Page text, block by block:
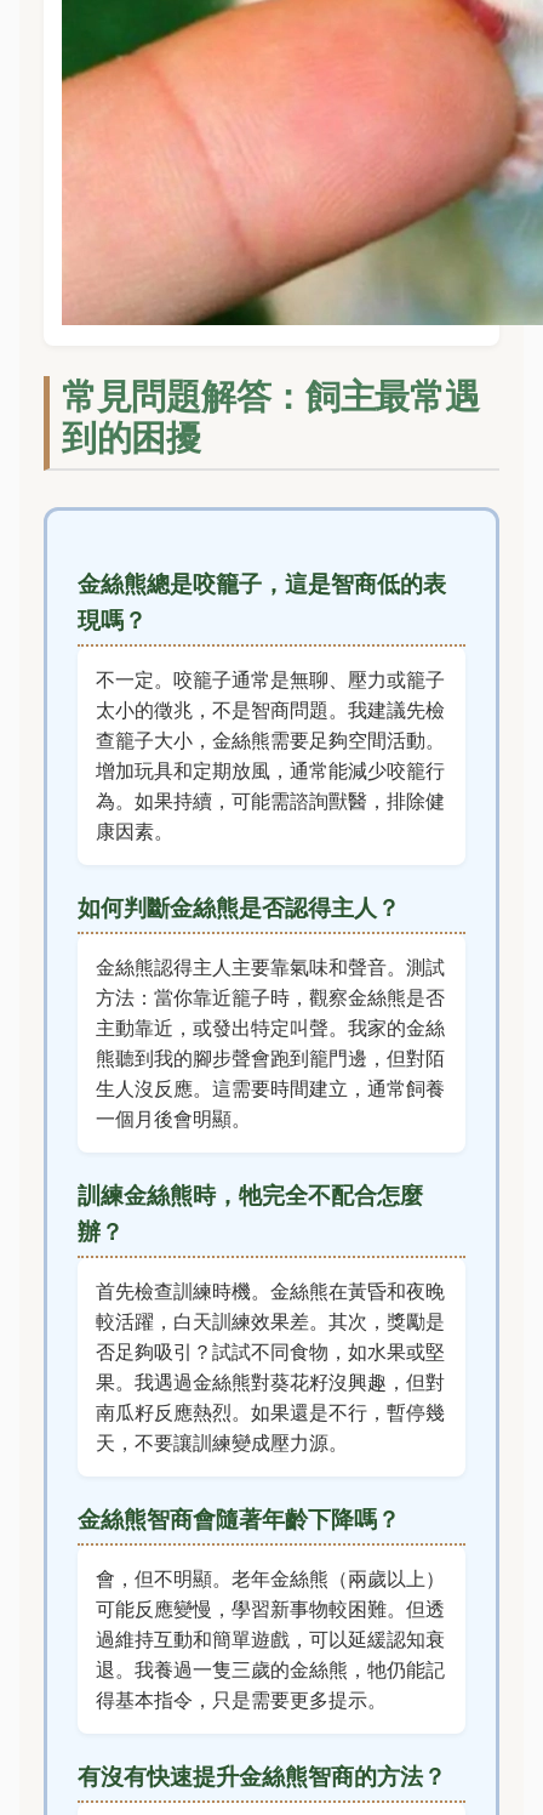
常見問題解答：飼主最常遇
到的困擾
金絲熊總是咬籠子，這是智商低的表
現嗎？
不一定。咬籠子通常是無聊、壓力或籠子
太小的徵兆，不是智商問題。我建議先檢
查籠子大小，金絲熊需要足夠空間活動。
增加玩具和定期放風，通常能減少咬籠行
為。如果持續，可能需諮詢獸醫，排除健
康因素。
如何判斷金絲熊是否認得主人？
金絲熊認得主人主要靠氣味和聲音。測試
方法：當你靠近籠子時，觀察金絲熊是否
主動靠近，或發出特定叫聲。我家的金絲
熊聽到我的腳步聲會跑到籠門邊，但對陌
生人沒反應。這需要時間建立，通常飼養
一個月後會明顯。
訓練金絲熊時，牠完全不配合怎麼
辦？
首先檢查訓練時機。金絲熊在黃昏和夜晚
較活躍，白天訓練效果差。其次，獎勵是
否足夠吸引？試試不同食物，如水果或堅
果。我遇過金絲熊對葵花籽沒興趣，但對
南瓜籽反應熱烈。如果還是不行，暫停幾
天，不要讓訓練變成壓力源。
金絲熊智商會隨著年齡下降嗎？
會，但不明顯。老年金絲熊（兩歲以上）
可能反應變慢，學習新事物較困難。但透
過維持互動和簡單遊戲，可以延緩認知衰
退。我養過一隻三歲的金絲熊，牠仍能記
得基本指令，只是需要更多提示。
有沒有快速提升金絲熊智商的方法？